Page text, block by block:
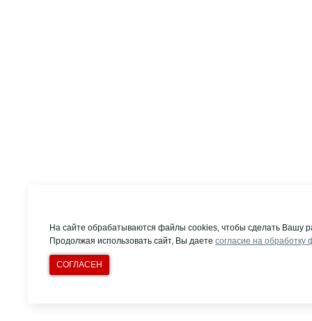
На сайте обрабатываются файлы cookies, чтобы сделать Вашу
Продолжая использовать сайт, Вы даете согласие на обработку
СОГЛАСЕН